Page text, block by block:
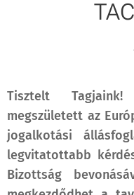
Tisztelt
megszületett az
jogalkotási
legvitatottabb
Bizottság